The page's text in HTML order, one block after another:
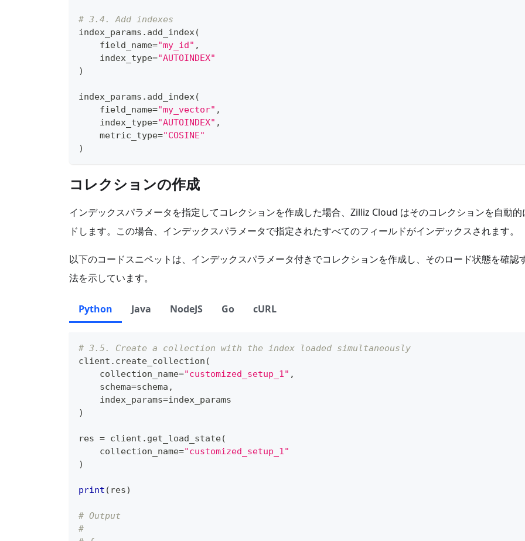
# 3.4. Add indexes
index_params . add_index(
    field_name
="my_id" ,
    index_type
="AUTOINDEX"
)
index_params . add_index(
    field_name
="my_vector" ,
    index_type
="AUTOINDEX" ,
    metric_type
="COSINE"
)
コレクションの作成
インデックスパラメータを指定してコレクションを作成した場合、Zilliz Cloud はそのコレクションを自動的
ドします。この場合、インデックスパラメータで指定されたすべてのフィールドがインデックスされます。
以下のコードスニペットは、インデックスパラメータ付きでコレクションを作成し、そのロード状態を確認
法を示しています。
Python Java NodeJS Go cURL
# 3.5. Create a collection with the index loaded simultaneously
client . create_collection (
    collection_name
="customized_setup_1" ,
    schema
=schema ,
    index_params
=index_params
)
res = client . get_load_state(
    collection_name
="customized_setup_1"
)
print ( res)
# Output
#